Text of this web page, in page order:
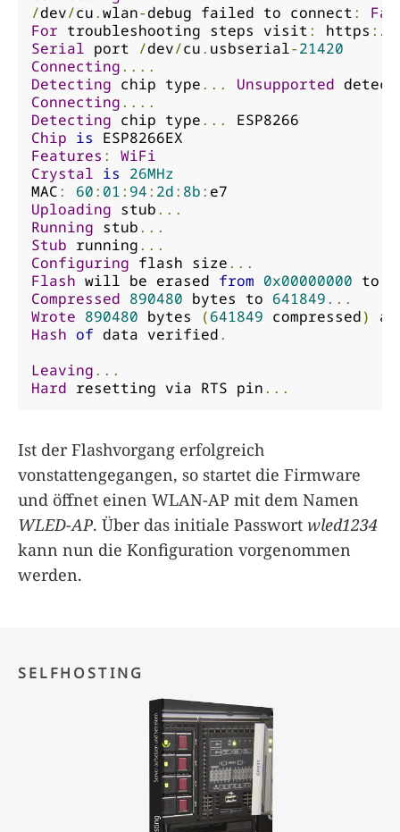
/dev/cu.wlan-debug failed to connect:
For troubleshooting steps visit: https : //
Serial port /dev/cu. usbserial-21420
Connecting....
Detecting chip type... Unsupported
Connecting....
Detecting chip type...
Chip is
Features :
WiFi
Crystal is 26MHz
MAC: 60: 01: 94: 2d: 8b:
Uploading stub...
Running stub...
Stub running...
Configuring flash size...
Flash will be erased from 0x00000000 to
Compressed 890480 bytes to 641849. ..
Wrote 890480 bytes (641849 compressed)
Hash of data verified.
Leaving...
Hard resetting via RTS pin...
Ist der Flashvorgang erfolgreich
vonstattengegangen, so startet die Firmware
und öffnet einen WLAN-AP mit dem Namen
WLED-AP. Über das initiale Passwort wled1234
kann nun die Konfiguration vorgenommen
werden.
SELFHOSTING